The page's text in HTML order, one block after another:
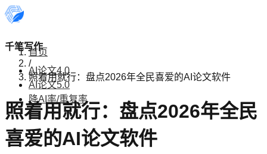
千笔写作
AI论文4.0
AI论文5.0
降AI率/重复率
首页
/
照着用就行：盘点2026年全民喜爱的AI论文软件
照着用就行：盘点2026年全民
喜爱的AI论文软件